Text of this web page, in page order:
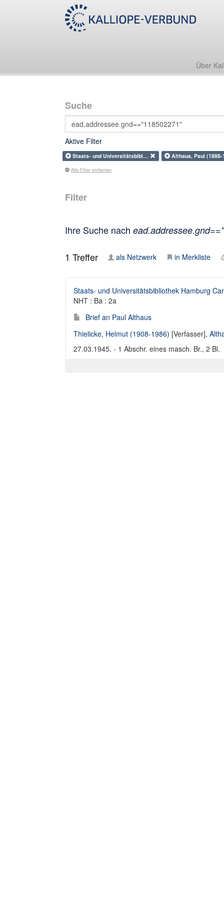
Über
Suche
Aktive Filter
Staats- und Universitätsbibl… Althaus, Paul
Alle Filter entfernen
Filter
Ihre Suche nach
1 Treffer als Netzwerk in Merkliste
Staats- und Universitätsbibliothek Hamburg
NHT : Ba : 2a
Brief an Paul Althaus
Thielicke, Helmut (1908-1986) [Verfasser],
27.03.1945. - 1 Abschr. eines masch. Br., 2 Bl.